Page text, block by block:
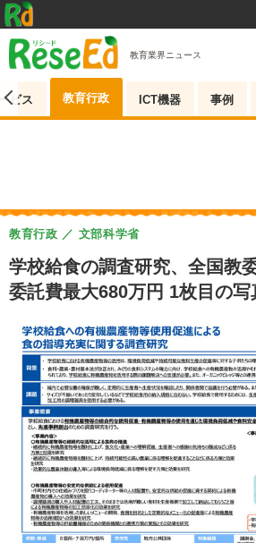
教育業界ニュース
ビス 教育行政 ICT機器 事例
学校給食の調査研究、全国教
委託費最大680万円 1枚目の写
教育行政 文部科学省